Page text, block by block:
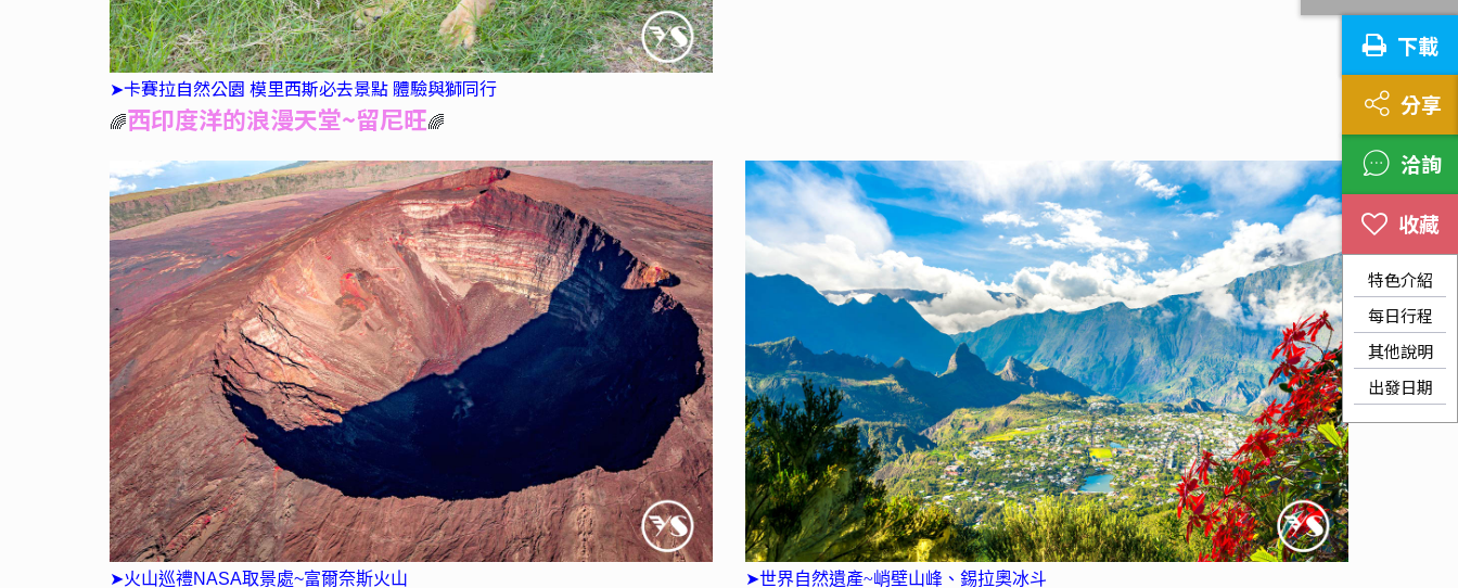
下載
分享
洽詢
特色介紹
每日行程
其他說明
出發日期
➤卡賽拉自然公園 模里西斯必去景點 體驗與獅同行
🌈西印度洋的浪漫天堂~留尼旺🌈
➤火山巡禮NASA取景處~富爾奈斯火山 ➤世界自然遺產~峭壁山峰、錫拉奧冰斗